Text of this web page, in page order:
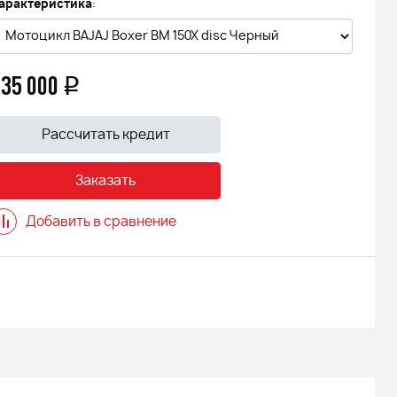
1 (125сс,
:
000 q
Рассчитать кредит
Заказать
Добавить в сравнение